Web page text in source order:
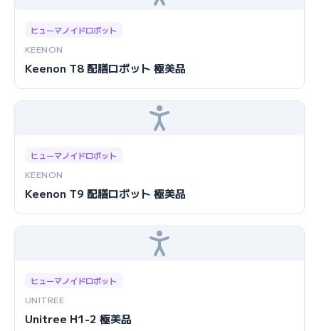
ヒューマノイドロボット
KEENON
Keenon T8 配膳ロボット 極美品
ヒューマノイドロボット
KEENON
Keenon T9 配膳ロボット 極美品
ヒューマノイドロボット
UNITREE
Unitree H1-2 極美品